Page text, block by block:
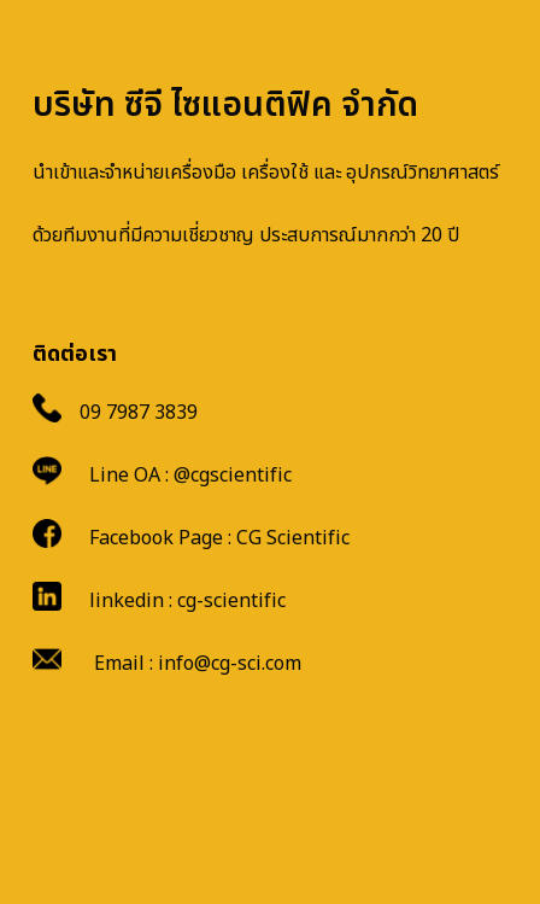
บริษัท ซีจี ไซแอนติฟิค จำกัด
นำเข้าและจำหน่ายเครื่องมือ เครื่องใช้ และ อุปกรณ์วิทยาศาสตร์
ด้วยทีมงานที่มีความเชี่ยวชาญ ประสบการณ์มากกว่า 20 ปี
ติดต่อเรา
09 7987 3839
Line OA : @cgscientific
Facebook Page : CG Scientific
linkedin : cg-scientific
Email : info@cg-sci.com